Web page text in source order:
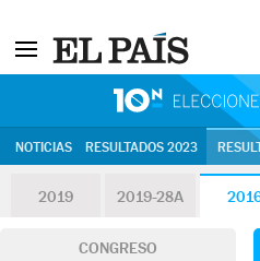
NOTICIAS RESULTADOS 2023
2019 2019-28A
CONGRESO